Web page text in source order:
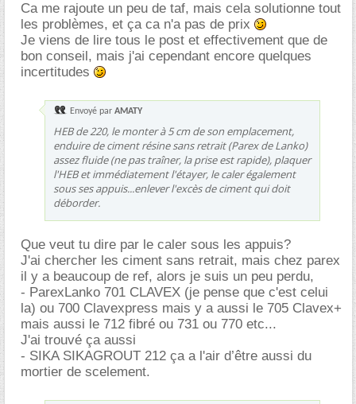
Ca me rajoute un peu de taf, mais cela solutionne tout
les problèmes, et ça ca n'a pas de prix
Je viens de lire tous le post et effectivement que de
bon conseil, mais j'ai cependant encore quelques
incertitudes
Envoyé par AMATY
HEB de 220, le monter à 5 cm de son emplacement,
enduire de ciment résine sans retrait (Parex de Lanko)
assez fluide (ne pas traîner, la prise est rapide), plaquer
l'HEB et immédiatement l'étayer, le caler également
sous ses appuis...enlever l'excès de ciment qui doit
déborder.
Que veut tu dire par le caler sous les appuis?
J'ai chercher les ciment sans retrait, mais chez parex
il y a beaucoup de ref, alors je suis un peu perdu,
- ParexLanko 701 CLAVEX (je pense que c'est celui
la) ou 700 Clavexpress mais y a aussi le 705 Clavex+
mais aussi le 712 fibré ou 731 ou 770 etc...
J'ai trouvé ça aussi
- SIKA SIKAGROUT 212 ça a l'air d’être aussi du
mortier de scelement.